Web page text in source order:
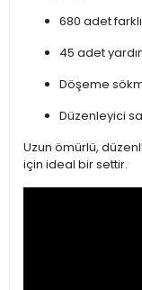
680 adet
45 adet
Döşeme
Düzenleyici
Uzun ömürlü,
için ideal bir settir.